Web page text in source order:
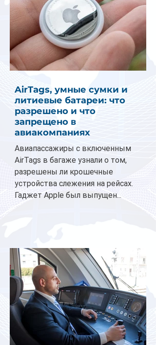
AirTags, умные сумки и
литиевые батареи: что
разрешено и что
запрещено в
авиакомпаниях
Авиапассажиры с включенным
AirTags в багаже узнали о том,
разрешены ли крошечные
устройства слежения на рейсах.
Гаджет Apple был выпущен...